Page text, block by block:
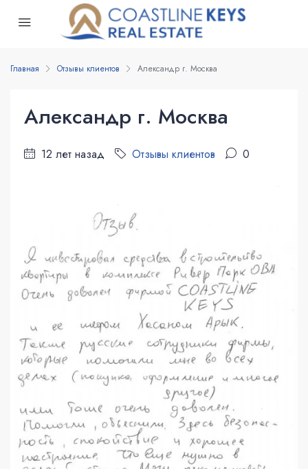
Главная Отзывы клиентов Александр г. Москва
Александр г. Москва
12 лет назад Отзывы клиентов 0